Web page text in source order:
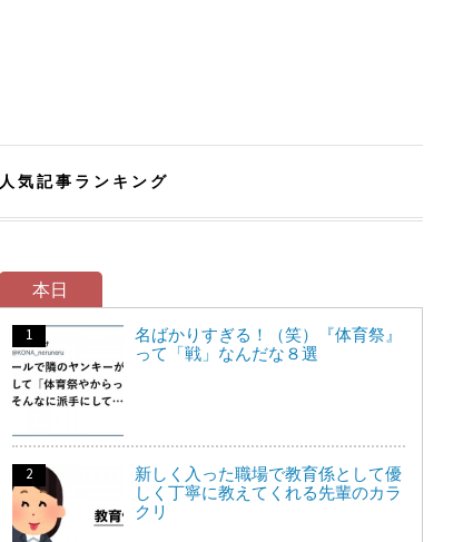
人気記事ランキング
本日
名ばかりすぎる！（笑）『体育祭』
って「戦」なんだな８選
新しく入った職場で教育係として優
しく丁寧に教えてくれる先輩のカラ
クリ